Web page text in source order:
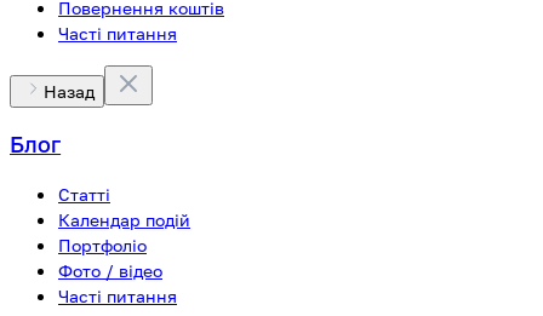
Повернення коштів
Часті питання
Назад
Блог
Статті
Календар подій
Портфоліо
Фото / відео
Часті питання